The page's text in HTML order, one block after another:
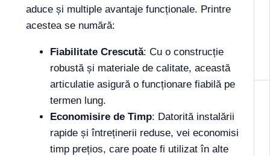
aduce și multiple avantaje funcționale. Printre
acestea se numără:
Fiabilitate Crescută: Cu o construcție
robustă și materiale de calitate, această
articulatie asigură o funcționare fiabilă pe
termen lung.
Economisire de Timp: Datorită instalării
rapide și întreținerii reduse, vei economisi
timp prețios, care poate fi utilizat în alte